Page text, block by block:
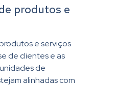
produtos e
e serviços
de clientes e as
de
alinhadas com